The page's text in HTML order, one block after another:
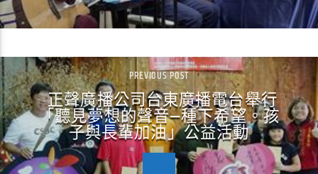
PREVIOUS POST
正聲廣播公司台東廣播電台舉行
「聽見夢想的聲音—種下希望。孩
子與長輩加油」公益活動